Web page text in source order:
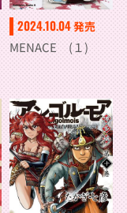
2024.10.04発売
MENACE (１)